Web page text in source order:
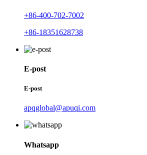
+86-400-702-7002
+86-18351628738
E-post
E-post
apqglobal@apuqi.com
Whatsapp